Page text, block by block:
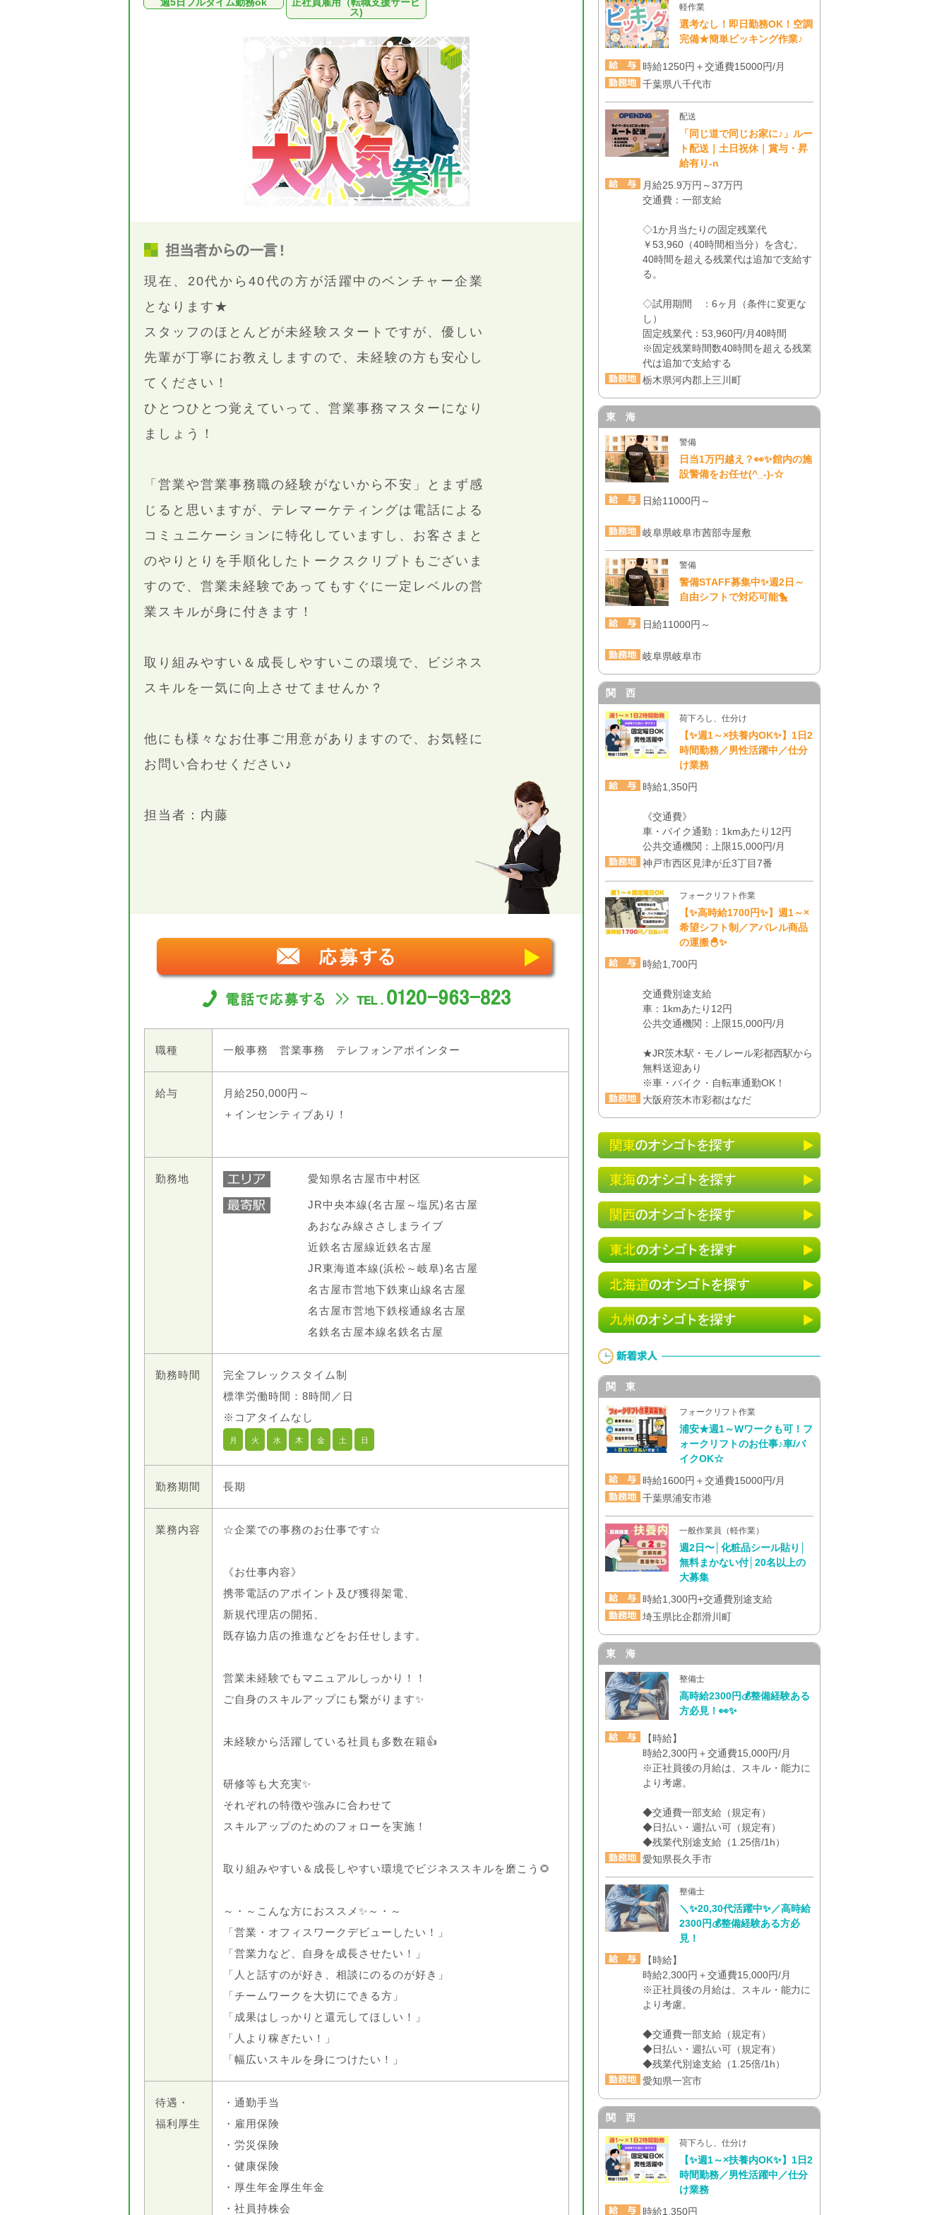
ス)
現在、20代から40代の方が活躍中のベンチャー企業
となります★
スタッフのほとんどが未経験スタートですが、優しい
先輩が丁寧にお教えしますので、未経験の方も安心し
てください！
ひとつひとつ覚えていって、営業事務マスターになり
ましょう！
「営業や営業事務職の経験がないから不安」とまず感
じると思いますが、テレマーケティングは電話による
コミュニケーションに特化していますし、お客さまと
のやりとりを手順化したトークスクリプトもございま
すので、営業未経験であってもすぐに一定レベルの営
業スキルが身に付きます！
取り組みやすい＆成長しやすいこの環境で、ビジネス
スキルを一気に向上させてませんか？
他にも様々なお仕事ご用意がありますので、お気軽に
お問い合わせください♪
担当者：内藤
職種 一般事務 営業事務 テレフォンアポインター
給与
月給250,000円～
＋インセンティブあり！
勤務地 愛知県名古屋市中村区
JR中央本線(名古屋～塩尻)名古屋
あおなみ線ささしまライブ
近鉄名古屋線近鉄名古屋
JR東海道本線(浜松～岐阜)名古屋
名古屋市営地下鉄東山線名古屋
名古屋市営地下鉄桜通線名古屋
名鉄名古屋本線名鉄名古屋
勤務時間
完全フレックスタイム制
標準労働時間：8時間／日
※コアタイムなし
月 火 水 木 金 土 日
勤務期間 長期
業務内容 ☆企業での事務のお仕事です☆
《お仕事内容》
携帯電話のアポイント及び獲得架電、
新規代理店の開拓、
既存協力店の推進などをお任せします。
営業未経験でもマニュアルしっかり！！
ご自身のスキルアップにも繋がります✨
未経験から活躍している社員も多数在籍👍
研修等も大充実✨
それぞれの特徴や強みに合わせて
スキルアップのためのフォローを実施！
取り組みやすい＆成長しやすい環境でビジネススキルを磨こう🌻
～・～こんな方におススメ✨～・～
「営業・オフィスワークデビューしたい！」
「営業力など、自身を成長させたい！」
「人と話すのが好き、相談にのるのが好き」
「チームワークを大切にできる方」
「成果はしっかりと還元してほしい！」
「人より稼ぎたい！」
「幅広いスキルを身につけたい！」
待遇・
福利厚生
・通勤手当
・雇用保険
・労災保険
・健康保険
・厚生年金厚生年金
・社員持株会
軽作業
選考なし！即日勤務OK！空調
完備★簡単ピッキング作業♪
時給1250円＋交通費15000円/月
千葉県八千代市
配送
「同じ道で同じお家に♪」ルー
ト配送｜土日祝休｜賞与・昇
給有り-n
月給25.9万円～37万円
交通費：一部支給
◇1か月当たりの固定残業代
￥53,960（40時間相当分）を含む。
40時間を超える残業代は追加で支給す
る。
◇試用期間 ：6ヶ月（条件に変更な
し）
固定残業代：53,960円/月40時間
※固定残業時間数40時間を超える残業
代は追加で支給する
栃木県河内郡上三川町
東 海
警備
日当1万円越え？👀✨館内の施
設警備をお任せ(^_-)-☆
日給11000円～
岐阜県岐阜市茜部寺屋敷
警備
警備STAFF募集中✨週2日～
自由シフトで対応可能🐤
日給11000円～
岐阜県岐阜市
関 西
荷下ろし、仕分け
【✨週1～×扶養内OK✨】1日2
時間勤務／男性活躍中／仕分
け業務
時給1,350円
《交通費》
車・バイク通勤：1kmあたり12円
公共交通機関：上限15,000円/月
神戸市西区見津が丘3丁目7番
フォークリフト作業
【✨高時給1700円✨】週1～×
希望シフト制／アパレル商品
の運搬🐣✨
時給1,700円
交通費別途支給
車：1kmあたり12円
公共交通機関：上限15,000円/月
★JR茨木駅・モノレール彩都西駅から
無料送迎あり
※車・バイク・自転車通勤OK！
大阪府茨木市彩都はなだ
関 東
フォークリフト作業
浦安★週1～Wワークも可！フ
ォークリフトのお仕事♪車/バ
イクOK☆
時給1600円＋交通費15000円/月
千葉県浦安市港
一般作業員（軽作業）
週2日〜│化粧品シール貼り│
無料まかない付│20名以上の
大募集
時給1,300円+交通費別途支給
埼玉県比企郡滑川町
東 海
整備士
高時給2300円💰整備経験ある
方必見！👀✨
【時給】
時給2,300円＋交通費15,000円/月
※正社員後の月給は、スキル・能力に
より考慮。
◆交通費一部支給（規定有）
◆日払い・週払い可（規定有）
◆残業代別途支給（1.25倍/1h）
愛知県長久手市
整備士
＼✨20,30代活躍中✨／高時給
2300円💰整備経験ある方必
見！
【時給】
時給2,300円＋交通費15,000円/月
※正社員後の月給は、スキル・能力に
より考慮。
◆交通費一部支給（規定有）
◆日払い・週払い可（規定有）
◆残業代別途支給（1.25倍/1h）
愛知県一宮市
関 西
荷下ろし、仕分け
【✨週1～×扶養内OK✨】1日2
時間勤務／男性活躍中／仕分
け業務
時給1,350円